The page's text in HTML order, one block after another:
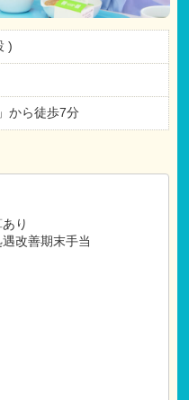
)
から徒歩7分
り
改善期末手当